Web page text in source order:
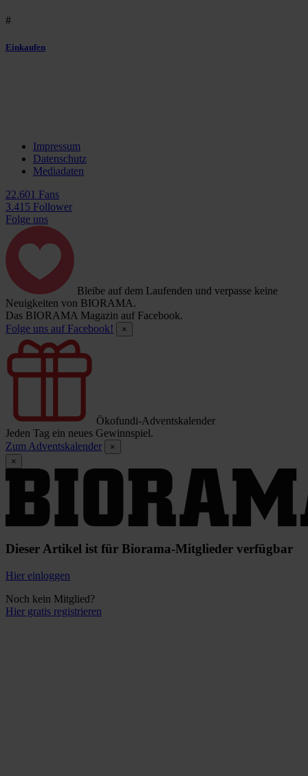
#
Einkaufen
Impressum
Datenschutz
Mediadaten
22.601 Fans
3.415 Follower
Folge uns
Bleibe auf dem Laufenden und verpasse keine
Neuigkeiten von BIORAMA.
Das BIORAMA Magazin auf Facebook.
Folge uns auf Facebook!
×
Ökofundi-Adventskalender
Jeden Tag ein neues Gewinnspiel.
Zum Adventskalender
×
×
Dieser Artikel ist für Biorama-Mitglieder verfügbar
Hier einloggen
Noch kein Mitglied?
Hier gratis registrieren